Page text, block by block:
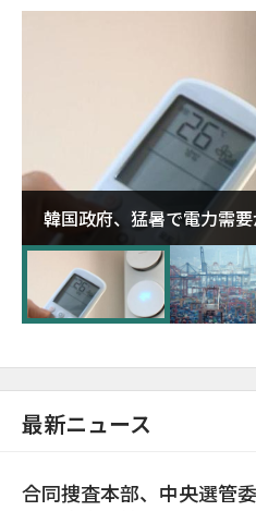
韓国政府、猛暑で電力需
に需給対応体制を点検
最新ニュース
合同捜査本部、中央選管